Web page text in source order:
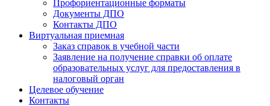
Профориентационные форматы
Документы ДПО
Контакты ДПО
Виртуальная приемная
Заказ справок в учебной части
Заявление на получение справки об оплате
образовательных услуг для предоставления в
налоговый орган
Целевое обучение
Контакты